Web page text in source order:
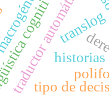
cognitiva
traductor automático
translog
tipo de
historias